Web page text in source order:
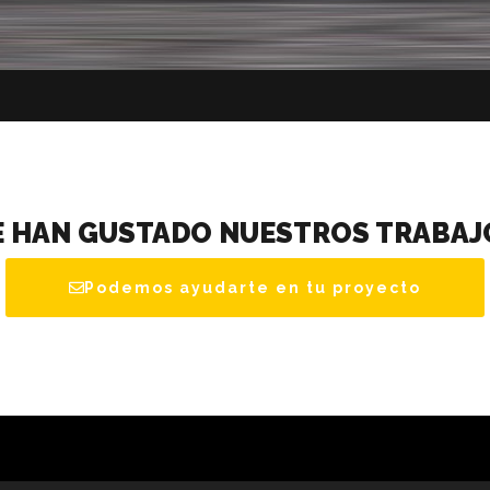
HAN GUSTADO NUESTROS
Podemos ayudarte en tu proyecto